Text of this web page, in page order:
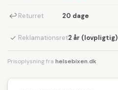
↩ Returret 20 dage
✓ Reklamationsret2 år (lovpligtig)
Prisoplysning fra helsebixen.dk